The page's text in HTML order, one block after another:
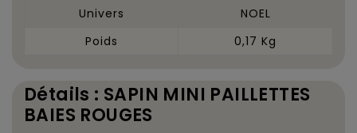
Univers
NOEL
Poids
0,17 Kg
Détails : SAPIN MINI PAILLETTES
BAIES ROUGES